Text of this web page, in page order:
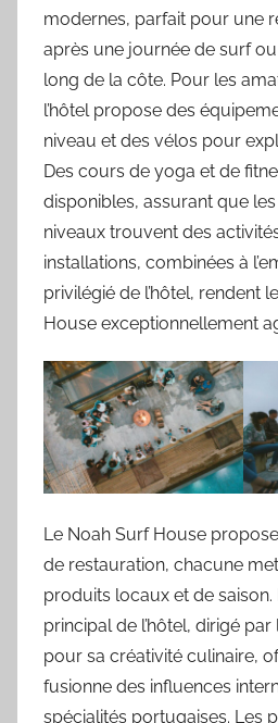
modernes, parfait pour une
après une journée de surf
long de la côte. Pour les
l’hôtel propose des
niveau et des vélos pour
Des cours de yoga et de
disponibles, assurant que
niveaux trouvent des
installations, combinées à
privilégié de l’hôtel, rendent
House exceptionnellement
Le Noah Surf House
de restauration, chacune
produits locaux et de
principal de l’hôtel, dirigé
pour sa créativité culinaire,
fusionne des influences
spécialités portugaises. Les